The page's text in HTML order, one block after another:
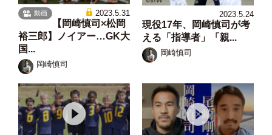
動画 2023.5.31
【岡崎慎司×松岡
裕三郎】ノイアー…GK大
国...
岡崎慎司
2023.5.24
現役17年、岡崎慎司が考
える「指導者」「親...
岡崎慎司